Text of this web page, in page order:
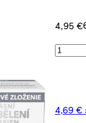
4,95 €
4,69 €